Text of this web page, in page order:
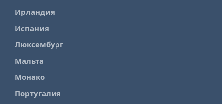
Ирландия
Испания
Люксембург
Мальта
Монако
Португалия